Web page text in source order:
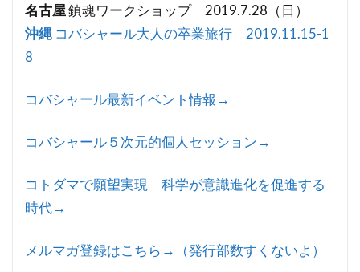
名古屋鎮魂ワークショップ 2019.7.28（日）
沖縄 コバシャール大人の卒業旅行 2019.11.15-1
8
コバシャール最新イベント情報→
コバシャール５次元的個人セッション→
コトダマで願望実現 科学が意識進化を促進する
時代→
メルマガ登録はこちら→（発行部数すくないよ）